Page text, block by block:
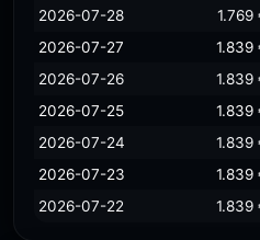
2026-07-28
1.769
2026-07-27
1.839
2026-07-26
1.839
2026-07-25
1.839
2026-07-24
1.839
2026-07-23
1.839
2026-07-22
1.839